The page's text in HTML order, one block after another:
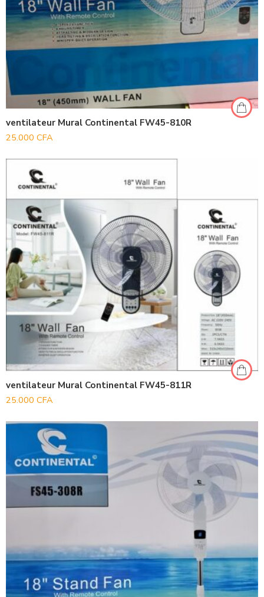
ventilateur Mural Continental FW45-810R
25.000 CFA
ventilateur Mural Continental FW45-811R
25.000 CFA